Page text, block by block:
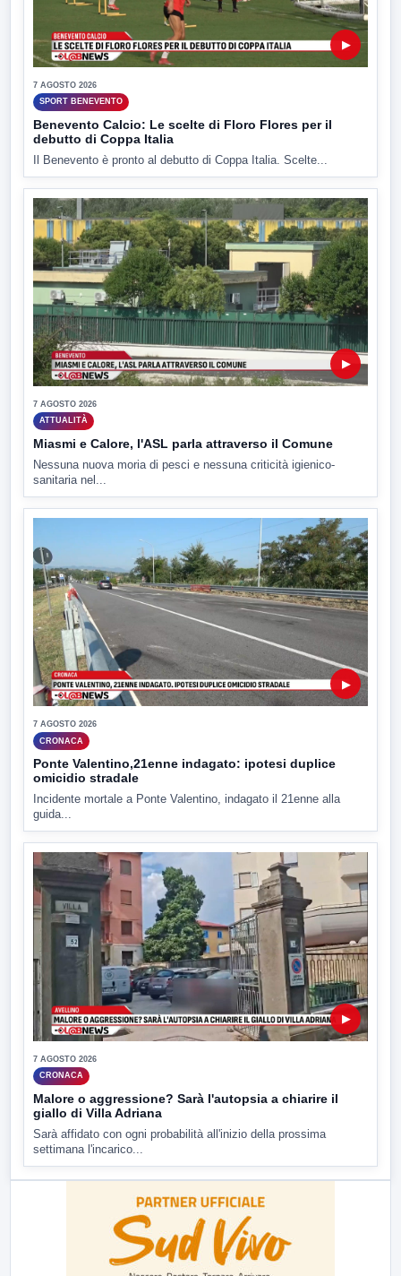
▶
7 AGOSTO 2026
SPORT BENEVENTO
Benevento Calcio: Le scelte di Floro Flores per il
debutto di Coppa Italia
Il Benevento è pronto al debutto di Coppa Italia. Scelte...
▶
7 AGOSTO 2026
ATTUALITÀ
Miasmi e Calore, l'ASL parla attraverso il Comune
Nessuna nuova moria di pesci e nessuna criticità igienico-
sanitaria nel...
▶
7 AGOSTO 2026
CRONACA
Ponte Valentino,21enne indagato: ipotesi duplice
omicidio stradale
Incidente mortale a Ponte Valentino, indagato il 21enne alla
guida...
▶
7 AGOSTO 2026
CRONACA
Malore o aggressione? Sarà l'autopsia a chiarire il
giallo di Villa Adriana
Sarà affidato con ogni probabilità all'inizio della prossima
settimana l'incarico...